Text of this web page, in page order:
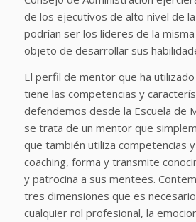
de los ejecutivos de alto nivel de
podrían ser los líderes de la
objeto de desarrollar sus
El perfil de mentor que ha
tiene las competencias y
defendemos desde la Escuela de
se trata de un mentor que
que también utiliza competencias
coaching, forma y transmite
y patrocina a sus mentees.
tres dimensiones que es
cualquier rol profesional, la